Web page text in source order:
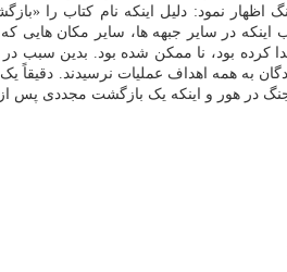
اظهار نمود: دلیل اینکه نام کتاب را
اینکه در سایر جبهه ها، سایر مکان هایی
کرده بود، نا ممکن شده بود. بدین سبب
به همه اهداف عملیات نرسیدند. دقیقاً
در هور و اینکه یک بازگشت مجددی پس